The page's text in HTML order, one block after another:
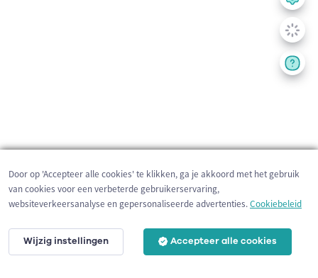
200 m
Door op 'Accepteer alle cookies' te klikken, ga je akkoord met het gebruik
van cookies voor een verbeterde gebruikerservaring,
websiteverkeersanalyse en gepersonaliseerde advertenties.Cookiebeleid
Wijzig instellingen Accepteer alle cookies